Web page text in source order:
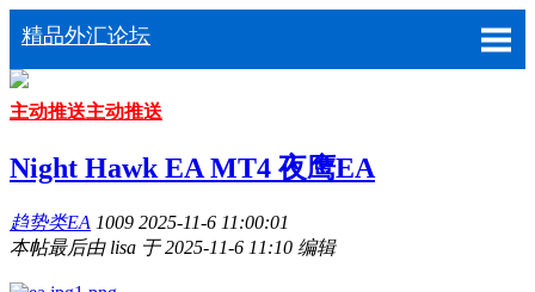
精品外汇论坛
主动推送主动推送
Night Hawk EA MT4 夜鹰EA
趋势类EA 1009 2025-11-6 11:00:01
本帖最后由 lisa 于 2025-11-6 11:10 编辑